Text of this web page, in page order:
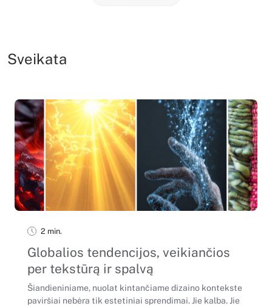
Sveikata
2 min.
Globalios tendencijos, veikiančios
per tekstūrą ir spalvą
Šiandieniniame, nuolat kintančiame dizaino kontekste
paviršiai nebėra tik estetiniai sprendimai. Jie kalba. Jie